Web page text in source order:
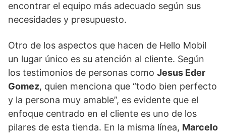
encontrar el equipo más adecuado según sus
necesidades y presupuesto.
Otro de los aspectos que hacen de Hello Mobil
un lugar único es su atención al cliente. Según
los testimonios de personas como Jesus Eder
Gomez, quien menciona que “todo bien perfecto
y la persona muy amable”, es evidente que el
enfoque centrado en el cliente es uno de los
pilares de esta tienda. En la misma línea, Marcelo